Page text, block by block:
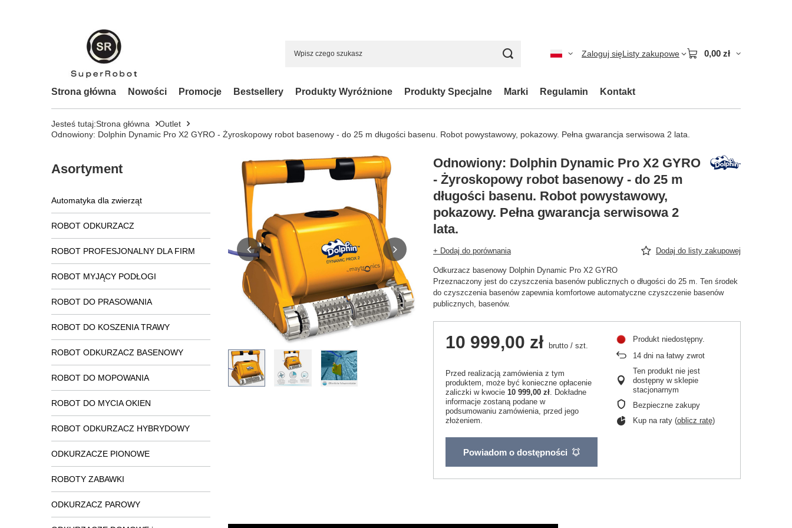
Zaloguj sięListy zakupowe 0,00 zł
Strona główna Nowości Promocje Bestsellery Produkty Wyróżnione Produkty Specjalne Marki Regulamin Kontakt
Jesteś tutaj:Strona główna
Outlet
Odnowiony: Dolphin Dynamic Pro X2 GYRO - Żyroskopowy robot basenowy - do 25 m długości basenu. Robot powystawowy, pokazowy. Pełna gwarancja serwisowa 2 lata.
Asortyment
Automatyka dla zwierząt
ROBOT ODKURZACZ
ROBOT PROFESJONALNY DLA FIRM
ROBOT MYJĄCY PODŁOGI
ROBOT DO PRASOWANIA
ROBOT DO KOSZENIA TRAWY
ROBOT ODKURZACZ BASENOWY
ROBOT DO MOPOWANIA
ROBOT DO MYCIA OKIEN
ROBOT ODKURZACZ HYBRYDOWY
ODKURZACZE PIONOWE
ROBOTY ZABAWKI
ODKURZACZ PAROWY
Odnowiony: Dolphin Dynamic Pro X2 GYRO
- Żyroskopowy robot basenowy - do 25 m
długości basenu. Robot powystawowy,
pokazowy. Pełna gwarancja serwisowa 2
lata.
+ Dodaj do porównania Dodaj do listy zakupowej
Odkurzacz basenowy Dolphin Dynamic Pro X2 GYRO
Przeznaczony jest do czyszczenia basenów publicznych o długości do 25 m. Ten środek
do czyszczenia basenów zapewnia komfortowe automatyczne czyszczenie basenów
publicznych, basenów.
10 999,00 zł brutto / szt.
Przed realizacją zamówienia z tym
produktem, może być konieczne opłacenie
zaliczki w kwocie 10 999,00 zł. Dokładne
informacje zostaną podane w
podsumowaniu zamówienia, przed jego
złożeniem.
Powiadom o dostępności
Produkt niedostępny
14 dni na łatwy zwrot
Ten produkt nie jest
dostępny w sklepie
stacjonarnym
Bezpieczne zakupy
Kup na raty (oblicz ratę)